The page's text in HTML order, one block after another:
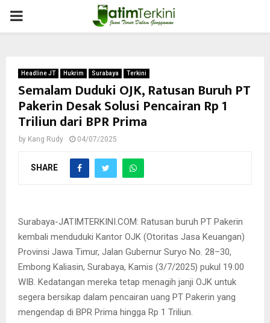
PRIMARY
Headline JT Hukrim Surabaya Terkini
Semalam Duduki OJK, Ratusan Buruh PT
Pakerin Desak Solusi Pencairan Rp 1
Triliun dari BPR Prima
by Kang Rudy 04/07/2025
SHARE
Surabaya-JATIMTERKINI.COM: Ratusan buruh PT Pakerin
kembali menduduki Kantor OJK (Otoritas Jasa Keuangan)
Provinsi Jawa Timur, Jalan Gubernur Suryo No. 28–30,
Embong Kaliasin, Surabaya, Kamis (3/7/2025) pukul 19.00
WIB. Kedatangan mereka tetap menagih janji OJK untuk
segera bersikap dalam pencairan uang PT Pakerin yang
mengendap di BPR Prima hingga Rp 1 Triliun.